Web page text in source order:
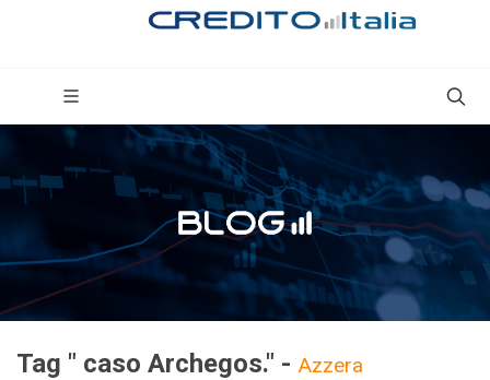
Tag " caso Archegos." - Azzera